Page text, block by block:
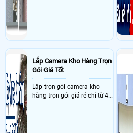
Cách share xem trực tiếp camera vantech v3
chỉ 1 máy xem trực tiếp được, nếu máy khác
máy chủ tự động thoát. >
Ngày: 11/09/2019
nói về Hướng Dẫn
V2 Cho Camera Ip Wifi Vantech
Cho mình hỏi mình có cam vantech vp
định ban đầu đc vậy giúp mình với>
Ngày: 24/04/2019Adminnói về Hướng Dẫn
V2 Cho Camera Ip Wifi Vantech
Chào anh Dũng: ANH KIỂM TRA XEM
KHÔNG, VỚI LẠI DÙNG PHẦN MỀM
CÀI ĐẶT SẼ KHÔNG LƯU, ANH KIỂM TRA KĨ
Ngày: 24/04/2019
nói về Hướng Dẫn
V2 Cho Camera Ip Wifi Vantech
Không xem lại được video trên vantech v2 xin
Lắp Camera Kho Hàng Trọn
Gói Giá Tốt
Lắp trọn gói camera kho
hàng trọn gói giá rẻ chỉ từ 4